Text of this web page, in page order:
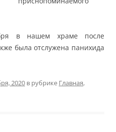
в нашем храме после
была отслужена панихида
2020 в рубрике Главная,